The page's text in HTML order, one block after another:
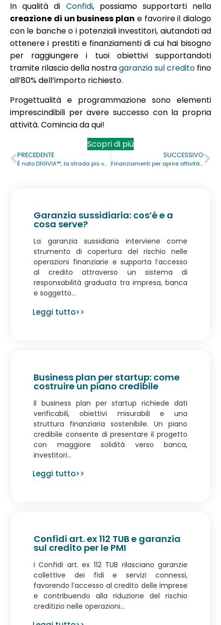
In qualità di Confidi, possiamo supportarti nella
creazione di un business plan e favorire il dialogo
con le banche o i potenziali investitori, aiutandoti ad
ottenere i prestiti e finanziamenti di cui hai bisogno
per raggiungere i tuoi obiettivi supportandoti
tramite rilascio della nostragaranzia sul credito fino
all’80% dell’importo richiesto.
Progettualità e programmazione sono elementi
imprescindibili per avere successo con la propria
attività. Comincia da qui!
Scopri di più
PRECEDENTE
È nato DIGIVIA™, la strada più veloce per le garanzie
SUCCESSIVO
Finanziamenti per aprire attività con garanzia Confidi
Garanzia sussidiaria: cos’è e a
cosa serve?
La garanzia sussidiaria interviene come
strumento di copertura del rischio nelle
operazioni finanziarie e supporta l’accesso
al credito attraverso un sistema di
responsabilità graduata tra impresa, banca
e soggetto...
Leggi tutto>>
Business plan per startup: come
costruire un piano credibile
Il business plan per startup richiede dati
verificabili, obiettivi misurabili e una
struttura finanziaria sostenibile. Un piano
credibile consente di presentare il progetto
con maggiore solidità verso banca,
investitori...
Leggi tutto>>
Confidi art. ex 112 TUB e garanzia
sul credito per le PMI
I Confidi art. ex 112 TUB rilasciano garanzie
collettive dei fidi e servizi connessi,
favorendo l’accesso al credito delle imprese
e contribuendo alla riduzione del rischio
creditizio nelle operazioni...